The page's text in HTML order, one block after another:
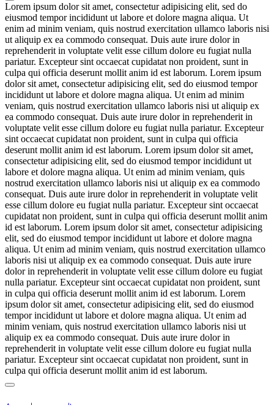
Lorem ipsum dolor sit amet, consectetur adipisicing elit, sed do
eiusmod tempor incididunt ut labore et dolore magna aliqua. Ut
enim ad minim veniam, quis nostrud exercitation ullamco laboris nisi
ut aliquip ex ea commodo consequat. Duis aute irure dolor in
reprehenderit in voluptate velit esse cillum dolore eu fugiat nulla
pariatur. Excepteur sint occaecat cupidatat non proident, sunt in
culpa qui officia deserunt mollit anim id est laborum. Lorem ipsum
dolor sit amet, consectetur adipisicing elit, sed do eiusmod tempor
incididunt ut labore et dolore magna aliqua. Ut enim ad minim
veniam, quis nostrud exercitation ullamco laboris nisi ut aliquip ex
ea commodo consequat. Duis aute irure dolor in reprehenderit in
voluptate velit esse cillum dolore eu fugiat nulla pariatur. Excepteur
sint occaecat cupidatat non proident, sunt in culpa qui officia
deserunt mollit anim id est laborum. Lorem ipsum dolor sit amet,
consectetur adipisicing elit, sed do eiusmod tempor incididunt ut
labore et dolore magna aliqua. Ut enim ad minim veniam, quis
nostrud exercitation ullamco laboris nisi ut aliquip ex ea commodo
consequat. Duis aute irure dolor in reprehenderit in voluptate velit
esse cillum dolore eu fugiat nulla pariatur. Excepteur sint occaecat
cupidatat non proident, sunt in culpa qui officia deserunt mollit anim
id est laborum. Lorem ipsum dolor sit amet, consectetur adipisicing
elit, sed do eiusmod tempor incididunt ut labore et dolore magna
aliqua. Ut enim ad minim veniam, quis nostrud exercitation ullamco
laboris nisi ut aliquip ex ea commodo consequat. Duis aute irure
dolor in reprehenderit in voluptate velit esse cillum dolore eu fugiat
nulla pariatur. Excepteur sint occaecat cupidatat non proident, sunt
in culpa qui officia deserunt mollit anim id est laborum. Lorem
ipsum dolor sit amet, consectetur adipisicing elit, sed do eiusmod
tempor incididunt ut labore et dolore magna aliqua. Ut enim ad
minim veniam, quis nostrud exercitation ullamco laboris nisi ut
aliquip ex ea commodo consequat. Duis aute irure dolor in
reprehenderit in voluptate velit esse cillum dolore eu fugiat nulla
pariatur. Excepteur sint occaecat cupidatat non proident, sunt in
culpa qui officia deserunt mollit anim id est laborum.